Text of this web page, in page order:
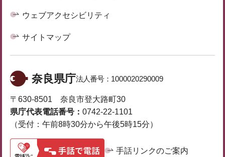
ウェブアクセシビリティ
サイトマップ
奈良県庁法人番号： 1000020290009
〒630-8501 奈良市登大路町30
県庁代表電話番号： 0742-22-1101
（受付：午前8時30分から午後5時15分）
手話リンクのご案内